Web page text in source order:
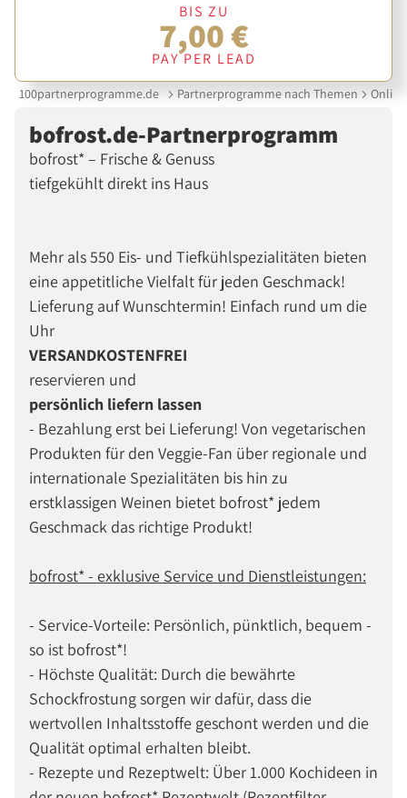
BIS ZU
7,00 €
PAY PER LEAD
100partnerprogramme.de Partnerprogramme nach Themen
bofrost.de-Partnerprogramm
bofrost* – Frische & Genuss
tiefgekühlt direkt ins Haus
Mehr als 550 Eis- und Tiefkühlspezialitäten bieten
eine appetitliche Vielfalt für jeden Geschmack!
Lieferung auf Wunschtermin! Einfach rund um die
Uhr
VERSANDKOSTENFREI
reservieren und
persönlich liefern lassen
- Bezahlung erst bei Lieferung! Von vegetarischen
Produkten für den Veggie-Fan über regionale und
internationale Spezialitäten bis hin zu
erstklassigen Weinen bietet bofrost* jedem
Geschmack das richtige Produkt!
bofrost* - exklusive Service und Dienstleistungen:
- Service-Vorteile: Persönlich, pünktlich, bequem -
so ist bofrost*!
- Höchste Qualität: Durch die bewährte
Schockfrostung sorgen wir dafür, dass die
wertvollen Inhaltsstoffe geschont werden und die
Qualität optimal erhalten bleibt.
- Rezepte und Rezeptwelt: Über 1.000 Kochideen in